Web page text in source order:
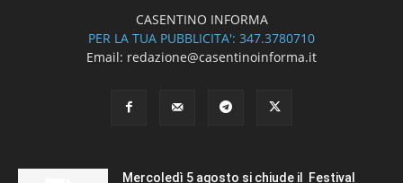
CASENTINO INFORMA
PER LA TUA PUBBLICITA': 347.3780710
Email: redazione@casentinoinforma.it
Mercoledì 5 agosto si chiude il Festival